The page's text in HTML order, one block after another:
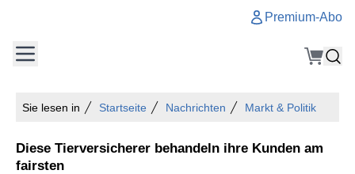
Premium-Abo
Sie lesen in Startseite Nachrichten Markt & Politik
Diese Tierversicherer behandeln ihre Kunden am
fairsten